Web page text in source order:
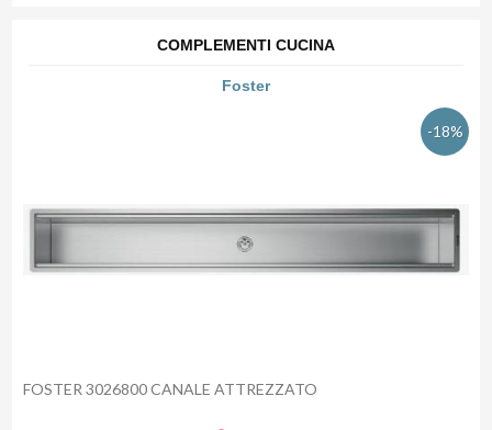
COMPLEMENTI CUCINA
Foster
-18%
FOSTER 3026800 CANALE ATTREZZATO